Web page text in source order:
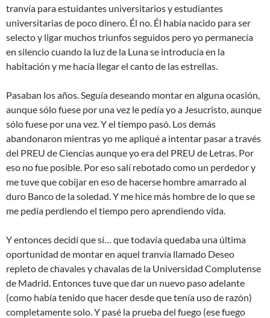
tranvía para estuidantes universitarios y estudiantes
universitarias de poco dinero. Él no. Él había nacido para ser
selecto y ligar muchos triunfos seguidos pero yo permanecía
en silencio cuando la luz de la Luna se introducía en la
habitación y me hacía llegar el canto de las estrellas.
Pasaban los años. Seguía deseando montar en alguna ocasión,
aunque sólo fuese por una vez le pedía yo a Jesucristo, aunque
sólo fuese por una vez. Y el tiempo pasó. Los demás
abandonaron mientras yo me apliqué a intentar pasar a través
del PREU de Ciencias aunque yo era del PREU de Letras. Por
eso no fue posible. Por eso salí rebotado como un perdedor y
me tuve que cobijar en eso de hacerse hombre amarrado al
duro Banco de la soledad. Y me hice más hombre de lo que se
me pedía perdiendo el tiempo pero aprendiendo vida.
Y entonces decidí que sí… que todavía quedaba una última
oportunidad de montar en aquel tranvía llamado Deseo
repleto de chavales y chavalas de la Universidad Complutense
de Madrid. Entonces tuve que dar un nuevo paso adelante
(como había tenido que hacer desde que tenía uso de razón)
completamente solo. Y pasé la prueba del fuego (ese fuego